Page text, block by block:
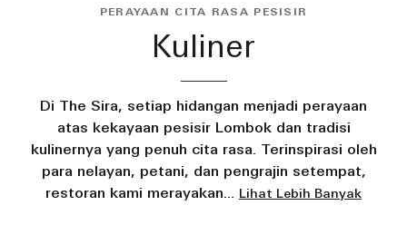
PERAYAAN CITA RASA PESISIR
Kuliner
Di The Sira, setiap hidangan menjadi perayaan
atas kekayaan pesisir Lombok dan tradisi
kulinernya yang penuh cita rasa. Terinspirasi oleh
para nelayan, petani, dan pengrajin setempat,
restoran kami merayakan... Lihat Lebih Banyak